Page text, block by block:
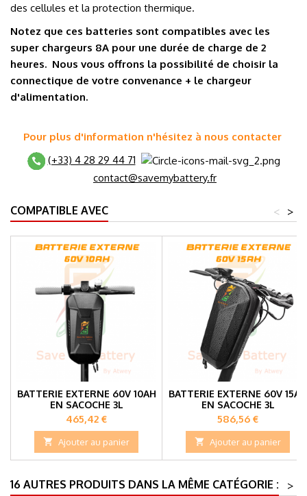
des cellules et la protection thermique.
Notez que ces batteries sont compatibles avec les
super chargeurs 8A pour une durée de charge de 2
heures. Nous vous offrons la possibilité de choisir la
connectique de votre convenance + le chargeur
d'alimentation.
Pour plus d'information n'hésitez à nous contacter
(+33) 4 28 29 44 71
contact@savemybattery.fr
COMPATIBLE AVEC >
<
BATTERIE EXTERNE 60V 10AH
EN SACOCHE 3L
Prix
465,42 €
 Ajouter au panier
BATTERIE EXTERNE 60V 15AH
EN SACOCHE 3L
Prix
586,56 €
 Ajouter au panier
16 AUTRES PRODUITS DANS LA MÊME CATÉGORIE :
>